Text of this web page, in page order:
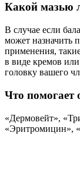
Какой мазью
В случае если
может назначить
применения,
в виде кремов
головку вашего
Что помогает
«Дермовейт»,
«Эритромицин»,